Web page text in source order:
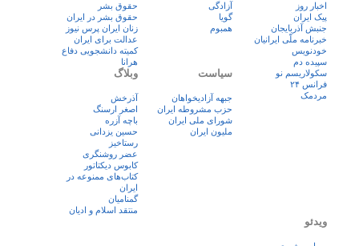
اخبار روز
پيک ايران
جنبش آذربایجان
خبرنامه ملّی ایرانیان
خودنویس
سپیده دم
سکولاریسم نو
فرانس ۲۴
مردمک
آزادگی
گویا
همبوم
حقوق بشر
حقوق بشر در ایران
زنان ايران پرس نيوز
عدالت برای ایران
کمیته دانشجویی دفاع
هرانا
سیاست
جبهه آزادیخواهان
حزب مشروطه ایران
شورای ملی ایران
ملیون ایران
وبلاگ
آذرخش
اصغر ارسنگ
باچه آزره
حسین یزدانی
رستاخیز
عضر روشنگری
کابوس دیکتاتور
کتاب‌های ممنوعه در
ایران
گمنامیان
منتقد اسلام و ادیان
ویدئو